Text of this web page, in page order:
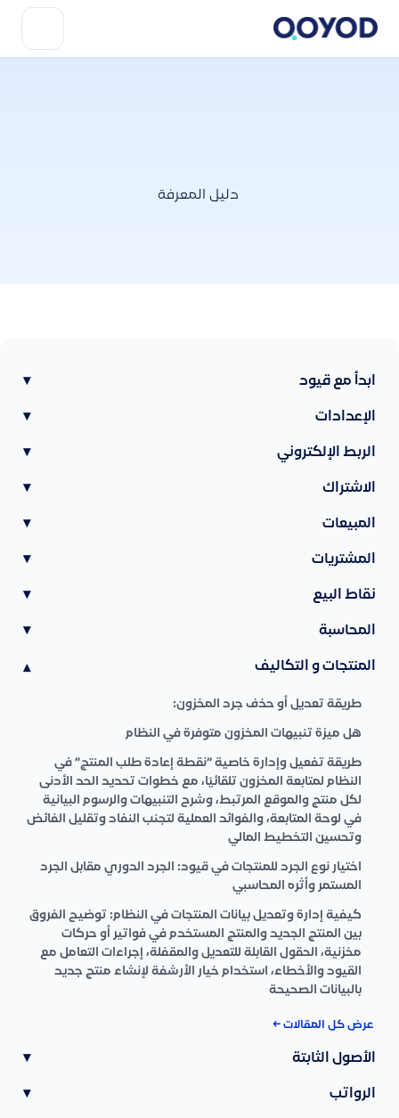
دليل المعرفة
ابدأ مع قيود ▾
الإعدادات ▾
الربط الإلكتروني ▾
الاشتراك ▾
المبيعات ▾
المشتريات ▾
نقاط البيع ▾
المحاسبة ▾
المنتجات و التكاليف ▾
طريقة تعديل أو حذف جرد المخزون:
هل ميزة تنبيهات المخزون متوفرة في النظام
طريقة تفعيل وإدارة خاصية “نقطة إعادة طلب المنتج” في
النظام لمتابعة المخزون تلقائيًا، مع خطوات تحديد الحد الأدنى
لكل منتج والموقع المرتبط، وشرح التنبيهات والرسوم البيانية
في لوحة المتابعة، والفوائد العملية لتجنب النفاد وتقليل الفائض
وتحسين التخطيط المالي
اختيار نوع الجرد للمنتجات في قيود: الجرد الدوري مقابل الجرد
المستمر وأثره المحاسبي
كيفية إدارة وتعديل بيانات المنتجات في النظام: توضيح الفروق
بين المنتج الجديد والمنتج المستخدم في فواتير أو حركات
مخزنية، الحقول القابلة للتعديل والمقفلة، إجراءات التعامل مع
القيود والأخطاء، استخدام خيار الأرشفة لإنشاء منتج جديد
بالبيانات الصحيحة
عرض كل المقالات ←
الأصول الثابتة ▾
الرواتب ▾